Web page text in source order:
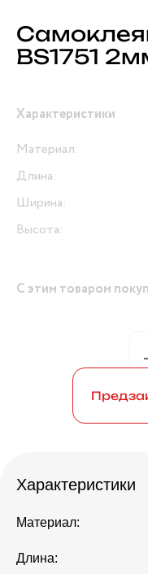
BS1751
Характеристики
Материал:
Длина:
Ширина:
Высота:
С этим товаром
Герметик
Характеристики
Материал:
Длина: